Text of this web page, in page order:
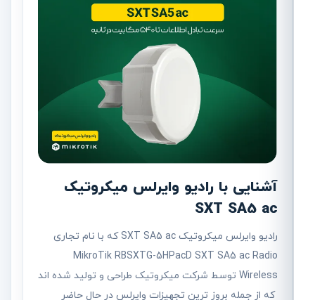
آشنایی با رادیو وایرلس میکروتیک
SXT SA5 ac
رادیو وایرلس میکروتیک SXT SA5 ac که با نام تجاری
MikroTik RBSXTG-5HPacD SXT SA5 ac Radio
Wireless توسط شرکت میکروتیک طراحی و تولید شده اند
که از جمله بروز ترین تجهیزات وایرلس در حال حاضر